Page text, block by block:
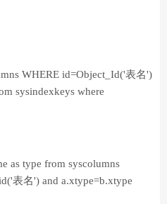
WHERE id=Object_Id('表名')
sysindexkeys where
as type from syscolumns
表名') and a.xtype=b.xtype